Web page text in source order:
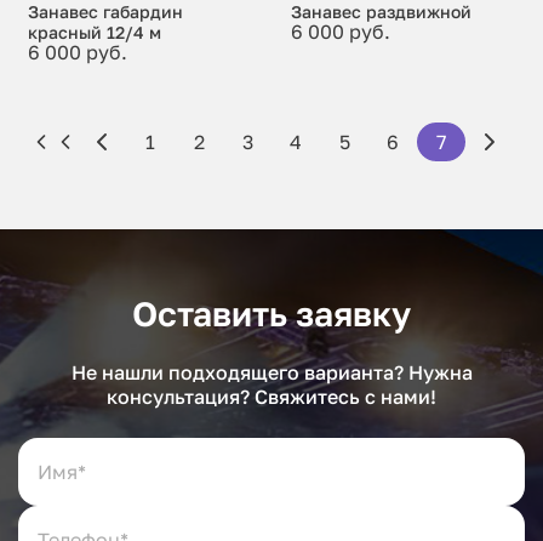
Занавес габардин
красный 12/4 м
6 000 руб.
Занавес раздвижной
6 000 руб.
1 2 3 4 5 6 7
Оставить заявку
Не нашли подходящего варианта? Нужна
консультация? Свяжитесь с нами!